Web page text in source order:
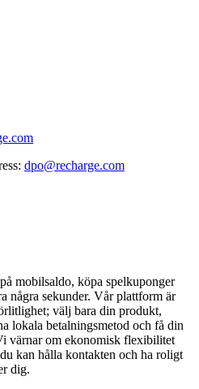
dpo@recharge.com
mobilsaldo, köpa spelkuponger
några sekunder. Vår plattform är
välj bara din produkt,
lokala betalningsmetod och få din
värnar om ekonomisk flexibilitet
kan hålla kontakten och ha roligt
dig.